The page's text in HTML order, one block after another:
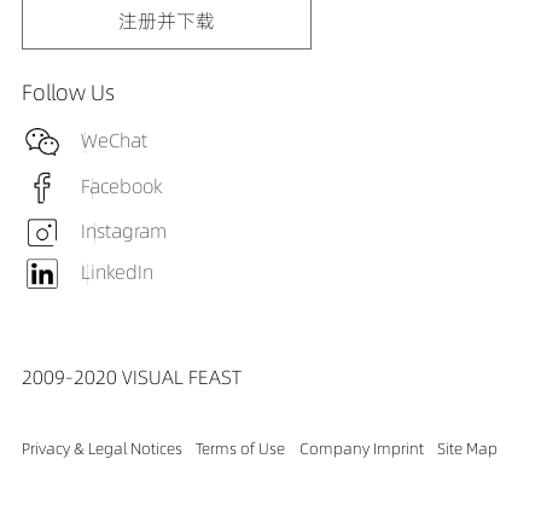
注册并下载
Follow Us
WeChat
Facebook
Instagram
LinkedIn
2009-2020 VISUAL FEAST
Privacy & Legal Notices Terms of Use Company Imprint Site Map